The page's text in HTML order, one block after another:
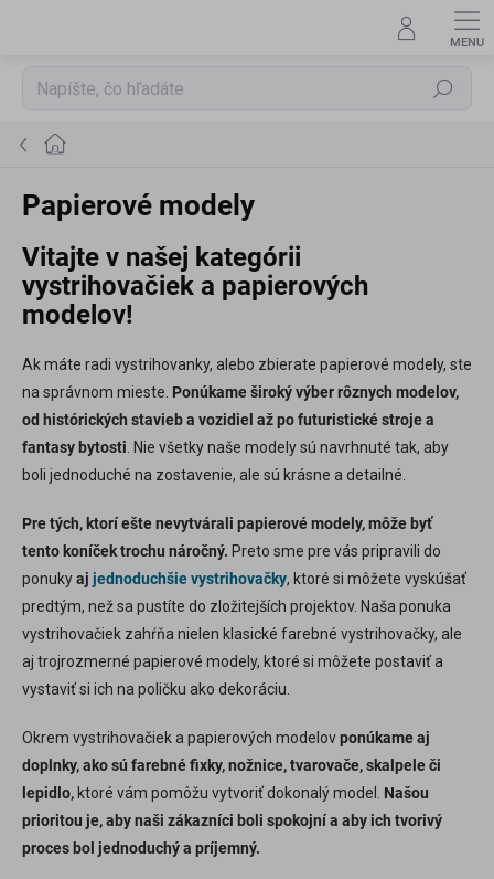
Hľadať
Domov
Papierové modely
Vitajte v našej kategórii
vystrihovačiek a papierových
modelov!
Ak máte radi vystrihovanky, alebo zbierate papierové modely, ste
na správnom mieste. Ponúkame široký výber rôznych modelov,
od histórických stavieb a vozidiel až po futuristické stroje a
fantasy bytosti . Nie všetky naše modely sú navrhnuté tak, aby
boli jednoduché na zostavenie, ale sú krásne a detailné.
Pre tých, ktorí ešte nevytvárali papierové modely, môže byť
tento koníček trochu náročný. Preto sme pre vás pripravili do
ponukyaj jednoduchšie vystrihovačky, ktoré si môžete vyskúšať
predtým, než sa pustíte do zložitejších projektov. Naša ponuka
vystrihovačiek zahŕňa nielen klasické farebné vystrihovačky, ale
aj trojrozmerné papierové modely, ktoré si môžete postaviť a
vystaviť si ich na poličku ako dekoráciu.
Okrem vystrihovačiek a papierových modelovponúkame aj
doplnky, ako sú farebné fixky, nožnice, tvarovače, skalpele či
lepidlo, ktoré vám pomôžu vytvoriť dokonalý model. Našou
prioritou je, aby naši zákazníci boli spokojní a aby ich tvorivý
proces bol jednoduchý a príjemný.